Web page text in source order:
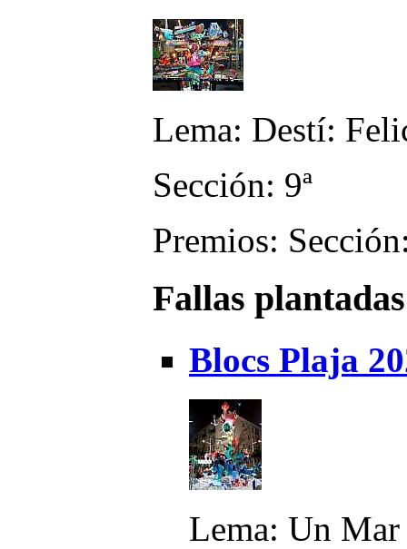
Lema: Destí:
Sección: 9ª
Premios:
Fallas
Blocs Plaja
Lema: Un Mar